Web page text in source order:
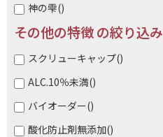
神の雫()
その他の特徴 の絞り込み
スクリューキャップ()
ALC.10％未満()
バイオーダー()
酸化防止剤無添加()